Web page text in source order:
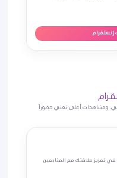
إنستقرام
ومشاهدات أعلى تعني حضوراً
تعزيز علاقتك مع المتابعين